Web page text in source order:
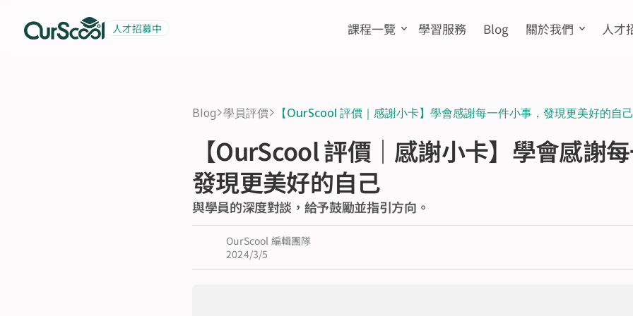
人才招募中
課程一覽 學習服務 Blog 關於我們 人才
Blog>學員評價> 【OurScool 評價｜感謝小卡】學會感謝每一件小事，發現更美好的自己
【OurScool 評價｜感謝小卡】學會感謝
發現更美好的自己
與學員的深度對談，給予鼓勵並指引方向。
OurScool 編輯團隊
2024/3/5